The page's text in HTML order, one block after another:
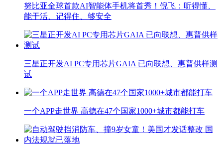
努比亚全球首款AI智能体手机将首秀！倪飞：听得懂、
能干活、记得住、够安全
三星正开发AI PC专用芯片GAIA 已向联想、惠普供样测
试
一个APP走世界 高德在47个国家1000+城市都能打车